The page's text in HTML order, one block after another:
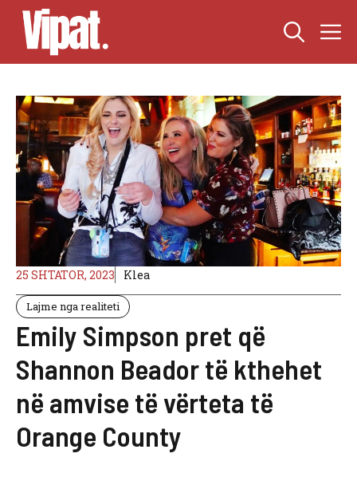
Skip
content
25 SHTATOR, 2023 Klea
Lajme nga realiteti
Emily Simpson pret që
Shannon Beador të kthehet
në amvise të vërteta të
Orange County